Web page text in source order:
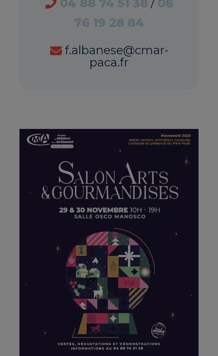
04 88 74 51 38 / 06
76 19 28 84
f.albanese@cmar-
paca.fr